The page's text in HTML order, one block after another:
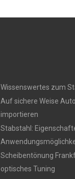
Wissenswertes zum
Auf sichere Weise
importieren
Stabstahl:
Scheibentönung
optisches Tuning